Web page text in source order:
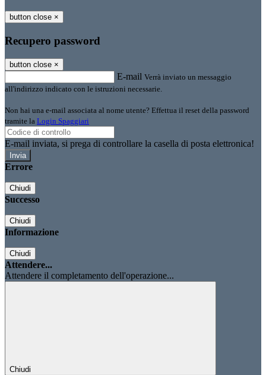
button close ×
Recupero password
button close ×
E-mail Verrà inviato un messaggio
all'indirizzo indicato con le istruzioni necessarie.
Non hai una e-mail associata al nome utente? Effettua il reset della password
tramite la Login Spaggiari
E-mail inviata, si prega di controllare la casella di posta elettronica!
Errore
Chiudi
Successo
Chiudi
Informazione
Chiudi
Attendere...
Attendere il completamento dell'operazione...
Chiudi